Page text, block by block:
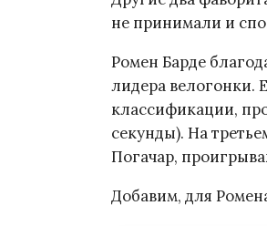
не принимали и
Ромен Барде
лидера велогонки.
классификации,
секунды). На
Погачар,
Добавим, для